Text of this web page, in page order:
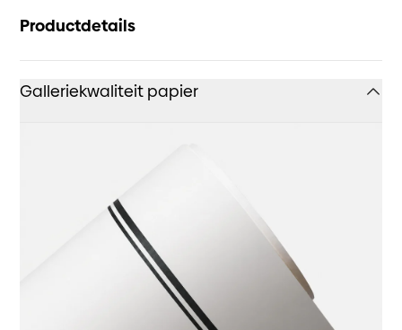
Productdetails
Galleriekwaliteit papier